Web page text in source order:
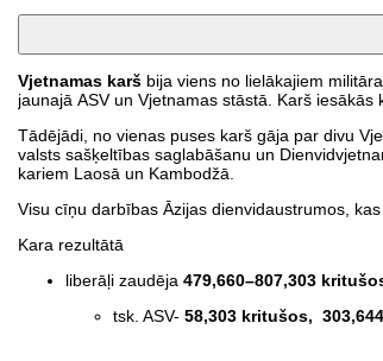
Vjetnamas karš bija viens no lielākajiem
jaunajā ASV un Vjetnamas stāstā. Karš
Tādējādi, no vienas puses karš gāja par divu
valsts sašķeltības saglabāšanu un
kariem Laosā un Kambodžā.
Visu cīņu darbības Āzijas dienvidaustrumos,
Kara rezultātā
liberāļi zaudēja 479,660–807,303
tsk. ASV- 58,303 kritušos,